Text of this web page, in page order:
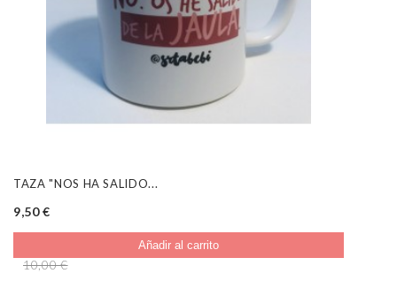
TAZA "NOS HA SALIDO...
9,50 €
Añadir al carrito
10,00 €